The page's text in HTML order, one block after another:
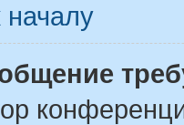
началу